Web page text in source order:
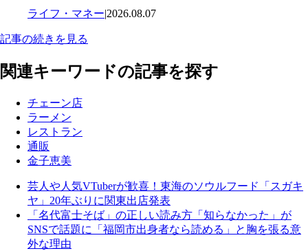
ライフ・マネー|2026.08.07
記事の続きを見る
関連キーワードの記事を探す
チェーン店
ラーメン
レストラン
通販
金子恵美
芸人や人気VTuberが歓喜！東海のソウルフード「スガキ
ヤ」20年ぶりに関東出店発表
「名代富士そば」の正しい読み方「知らなかった」が
SNSで話題に「福岡市出身者なら読める」と胸を張る意
外な理由